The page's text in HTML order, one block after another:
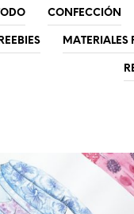
TODO CONFECCIÓN